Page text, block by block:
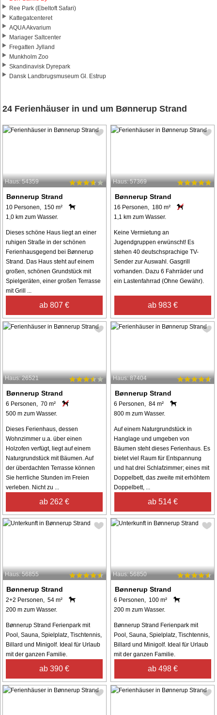
Ree Park (Ebeltoft Safari)
Kattegatcenteret
AQUA Akvarium
Mariager Saltcenter
Fregatten Jylland
Munkholm Zoo
Skandinavisk Dyrepark
Dansk Landbrugsmuseum Gl. Estrup
24 Ferienhäuser in und um Bønnerup Strand
Haus: 54359
Bønnerup Strand
10 Personen, 150 m²
1,0 km zum Wasser.
Dieses schöne Haus liegt an einer
ruhigen Straße in der schönen
Ferienhausgegend bei Bønnerup
Strand. Das Haus steht auf einem
großen, schönen Grundstück mit
Spielgeräten, einer großen Terrasse
mit Grill ...
ab 807 €
Haus: 57369
Bønnerup Strand
16 Personen, 180 m²
1,1 km zum Wasser.
Keine Vermietung an
Jugendgruppen erwünscht! Es
stehen 40 deutschsprachige TV-
Sender zur Auswahl. Gasgrill
vorhanden. Dazu 6 Fahrräder und
ein Lastenfahrrad (Ohne Gewähr).
ab 983 €
Haus: 26521
Bønnerup Strand
6 Personen, 70 m²
500 m zum Wasser.
Dieses Ferienhaus, dessen
Wohnzimmer u.a. über einen
Holzofen verfügt, liegt auf einem
Naturgrundstück mit Bäumen. Auf
der überdachten Terrasse können
Sie herrliche Stunden im Freien
verleben. Nicht zu ...
ab 262 €
Haus: 87404
Bønnerup Strand
6 Personen, 84 m²
800 m zum Wasser.
Auf einem Naturgrundstück in
Hanglage und umgeben von
Bäumen steht dieses Ferienhaus. Es
bietet viel Raum für Entspannung
und hat drei Schlafzimmer; eines mit
Doppelbett, das zweite mit erhöhtem
Doppelbett, ...
ab 514 €
Haus: 56855
Bønnerup Strand
2+2 Personen, 54 m²
200 m zum Wasser.
Bønnerup Strand Ferienpark mit
Pool, Sauna, Spielplatz, Tischtennis,
Billard und Minigolf. Ideal für Urlaub
mit der ganzen Familie.
ab 390 €
Haus: 56850
Bønnerup Strand
6 Personen, 100 m²
200 m zum Wasser.
Bønnerup Strand Ferienpark mit
Pool, Sauna, Spielplatz, Tischtennis,
Billard und Minigolf. Ideal für Urlaub
mit der ganzen Familie.
ab 498 €